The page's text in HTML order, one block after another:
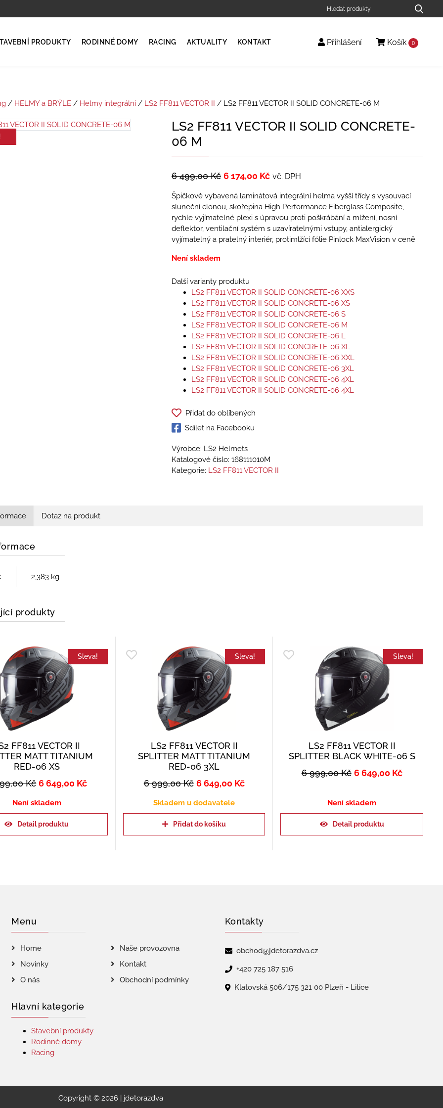
PRODUKTY RODINNÉ DOMY RACING AKTUALITY KONTAKT Přihlášení Košík 0
/ HELMY a BRÝLE/ Helmy integrální/ LS2 FF811 VECTOR II / LS2 FF811 VECTOR II SOLID CONCRETE-06 M
LS2 FF811 VECTOR II SOLID CONCRETE-
06 M
6 499,00Kč 6 174,00 Kč vč. DPH
Špičkově vybavená laminátová integrální helma vyšší třídy s vysouvací
sluneční clonou, skořepina High Performance Fiberglass Composite,
rychle vyjímatelné plexi s úpravou proti poškrábání a mlžení, nosní
deflektor, ventilační systém s uzavíratelnými vstupy, antialergický
vyjímatelný a pratelný interiér, protimlžící fólie Pinlock MaxVision v ceně
Není skladem
Další varianty produktu
LS2 FF811 VECTOR II SOLID CONCRETE-06 XXS
LS2 FF811 VECTOR II SOLID CONCRETE-06 XS
LS2 FF811 VECTOR II SOLID CONCRETE-06 S
LS2 FF811 VECTOR II SOLID CONCRETE-06 M
LS2 FF811 VECTOR II SOLID CONCRETE-06 L
LS2 FF811 VECTOR II SOLID CONCRETE-06 XL
LS2 FF811 VECTOR II SOLID CONCRETE-06 XXL
LS2 FF811 VECTOR II SOLID CONCRETE-06 3XL
LS2 FF811 VECTOR II SOLID CONCRETE-06 4XL
LS2 FF811 VECTOR II SOLID CONCRETE-06 4XL
Přidat do oblíbených
Sdílet na Facebooku
Výrobce: LS2 Helmets
Katalogové číslo: 168111010M
Kategorie: LS2 FF811 VECTOR II
Dotaz na produkt
2,383 kg
produkty
Sleva!
FF811 VECTOR II
MATT TITANIUM
RED-06 XS
Kč 6 649,00 Kč
Není skladem
Detail produktu
Sleva!
LS2 FF811 VECTOR II
SPLITTER MATT TITANIUM
RED-06 3XL
6 999,00Kč 6 649,00 Kč
Skladem u dodavatele
Přidat do košíku
Sleva!
LS2 FF811 VECTOR II
SPLITTER BLACK WHITE-06 S
6 999,00Kč 6 649,00 Kč
Není skladem
Detail produktu
Menu
Home
Naše provozovna
Novinky
Kontakt
O nás
Obchodní podmínky
Hlavní kategorie
Stavební produkty
Rodinné domy
Racing
Kontakty
obchod@jdetorazdva.cz
+420 725 187 516
Klatovská 506/175 321 00 Plzeň - Litice
Copyright © 2026 | jdetorazdva